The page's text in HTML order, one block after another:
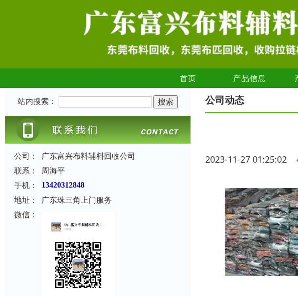
首页 产品信息
站内搜索：
公司：
广东富兴布料辅料回收公司
联系：
周海平
手机：
13420312848
地址：
广东珠三角上门服务
微信：
公司动态
2023-11-27 01:25:02